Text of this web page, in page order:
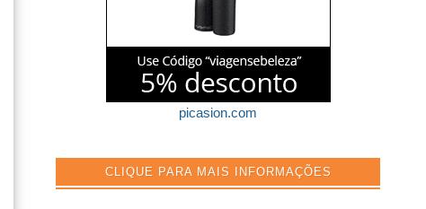
picasion.com
CLIQUE PARA MAIS INFORMAÇÕES